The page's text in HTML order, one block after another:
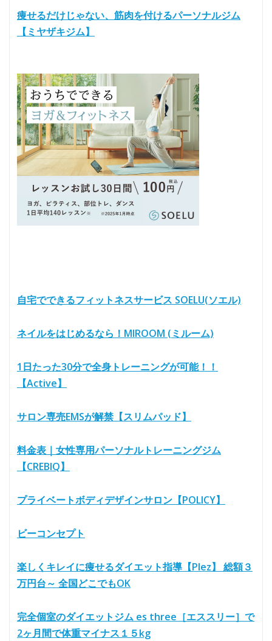
痩せるだけじゃない、筋肉を付けるパーソナルジム
【ミヤザキジム】
自宅でできるフィットネスサービス SOELU(ソエル)
ネイルをはじめるなら！MIROOM (ミルーム)
1日たった30分で全身トレーニングが可能！！
【Active】
サロン専売EMSが解禁【スリムパッド】
料金表｜女性専用パーソナルトレーニングジム
【CREBIQ】
プライベートボディデザインサロン【POLICY】
ビーコンセプト
楽しくキレイに痩せるダイエット指導【Plez】 総額３
万円台～ 全国どこでもOK
完全個室のダイエットジム es three［エススリー］で
2ヶ月間で体重マイナス１５kg